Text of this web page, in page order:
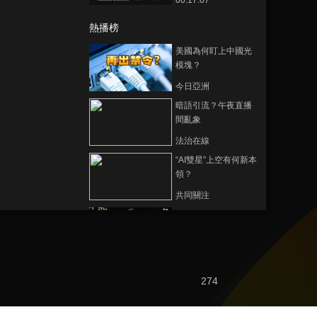
熱播榜
美國為何盯上中國光
模塊？
今日亞洲
暗語引流？午夜直播
間亂象
法治在線
“AI雙星”上空有何新本
領？
共同關注
生財有道
274